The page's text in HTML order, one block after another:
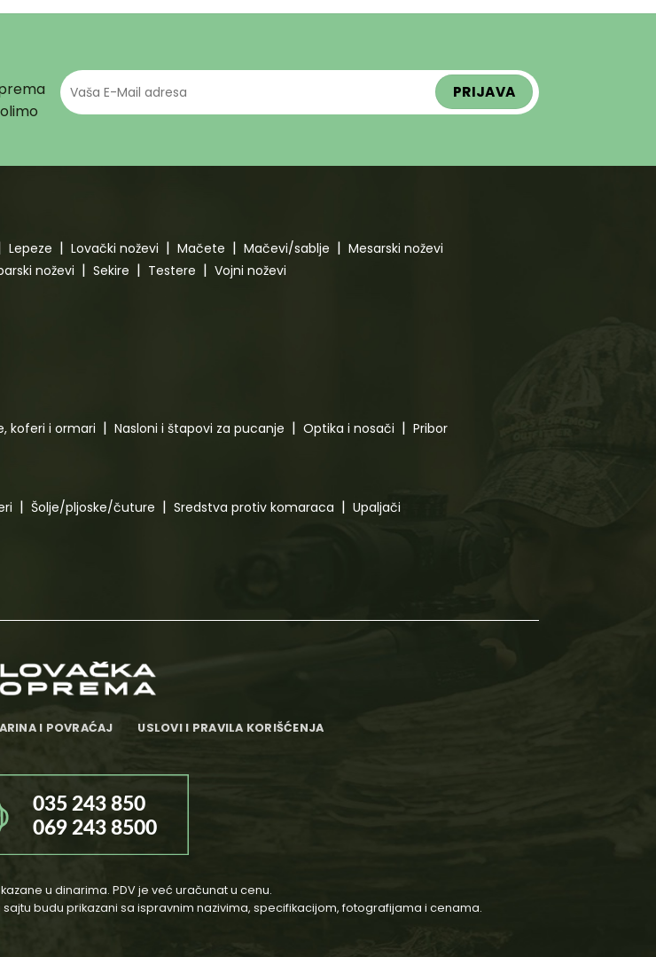
Lepeze Lovački noževi Mačete Mačevi/sablje
Mesarski noževi
noževi Sekire Testere Vojni noževi
koferi i ormari Nasloni i štapovi za pucanje Optika i nosači Pribor
Šolje/pljoske/čuture Sredstva protiv komaraca
Upaljači
I POVRAĆAJ USLOVI I PRAVILA KORIŠĆENJA
u dinarima. PDV je već uračunat u cenu.
budu prikazani sa ispravnim nazivima, specifikacijom, fotografijama i cenama.